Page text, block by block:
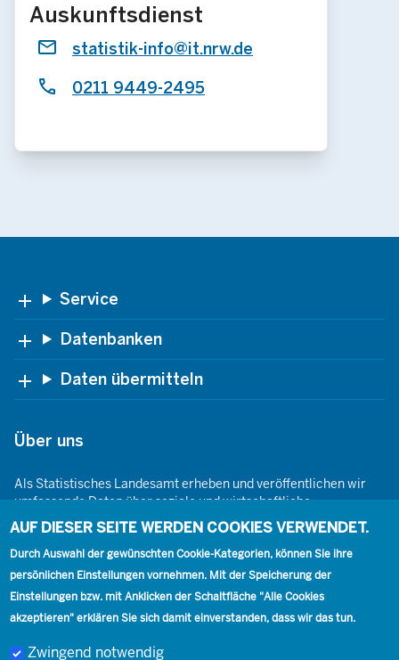
Auskunftsdienst
statistik-info@it.nrw.de
0211 9449-2495
Footer Service
Datenbanken
Daten übermitteln
Über uns
Als Statistisches Landesamt erheben und veröffentlichen wir
umfassende Daten über soziale und wirtschaftliche
Gegebenheiten. Dabei sind wir den Grundsätzen der Neutralität,
Objektivität, wissenschaftlichen Unabhängigkeit und der
statistischen Geheimhaltung verpflichtet.
Footer
Kontakt
Kontakt Presse Karriere
AUF DIESER SEITE WERDEN COOKIES VERWENDET.
Durch Auswahl der gewünschten Cookie-Kategorien, können Sie ihre
persönlichen Einstellungen vornehmen. Mit der Speicherung der
Einstellungen bzw. mit Anklicken der Schaltfläche "Alle Cookies
akzeptieren" erklären Sie sich damit einverstanden, dass wir das tun.
Zwingend notwendig